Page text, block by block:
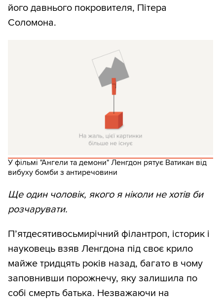
його давнього покровителя, Пітера
Соломона.
У фільмі "Ангели та демони" Ленгдон рятує Ватикан від
вибуху бомби з антиречовини
Ще один чоловік, якого я ніколи не хотів би
розчарувати.
П’ятдесятивосьмирічний філантроп, історик і
науковець взяв Ленгдона під своє крило
майже тридцять років назад, багато в чому
заповнивши порожнечу, яку залишила по
собі смерть батька. Незважаючи на